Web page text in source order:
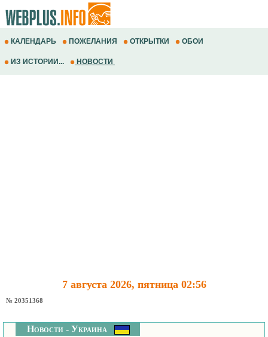
КАЛЕНДАРЬ ПОЖЕЛАНИЯ ОТКРЫТКИ ОБОИ
ИЗ ИСТОРИИ... НОВОСТИ
7 августа 2026, пятница 02:56
№ 20351368
Новости - Украина